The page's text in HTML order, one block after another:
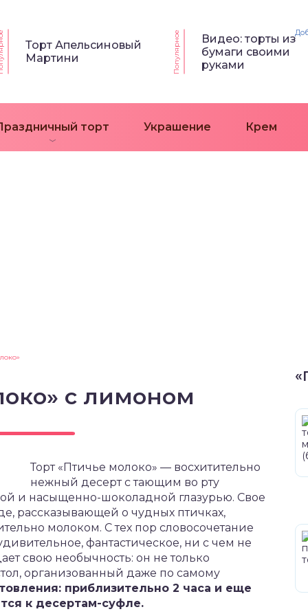
Торт Апельсиновый
Мартини
Популярное
Видео: торты из
бумаги своими
руками
торт Украшение Крем
с лимоном
Торт «Птичье молоко» — восхитительно
нежный десерт с тающим во рту
и насыщенно-шоколадной глазурью. Свое
рассказывающей о чудных птичках,
молоком. С тех пор словосочетание
фантастическое, ни с чем не
свою необычность: он не только
организованный даже по самому
приблизительно 2 часа и еще
к десертам-суфле.